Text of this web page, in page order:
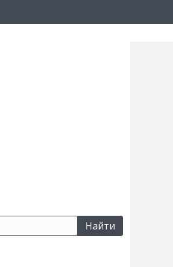
Найти